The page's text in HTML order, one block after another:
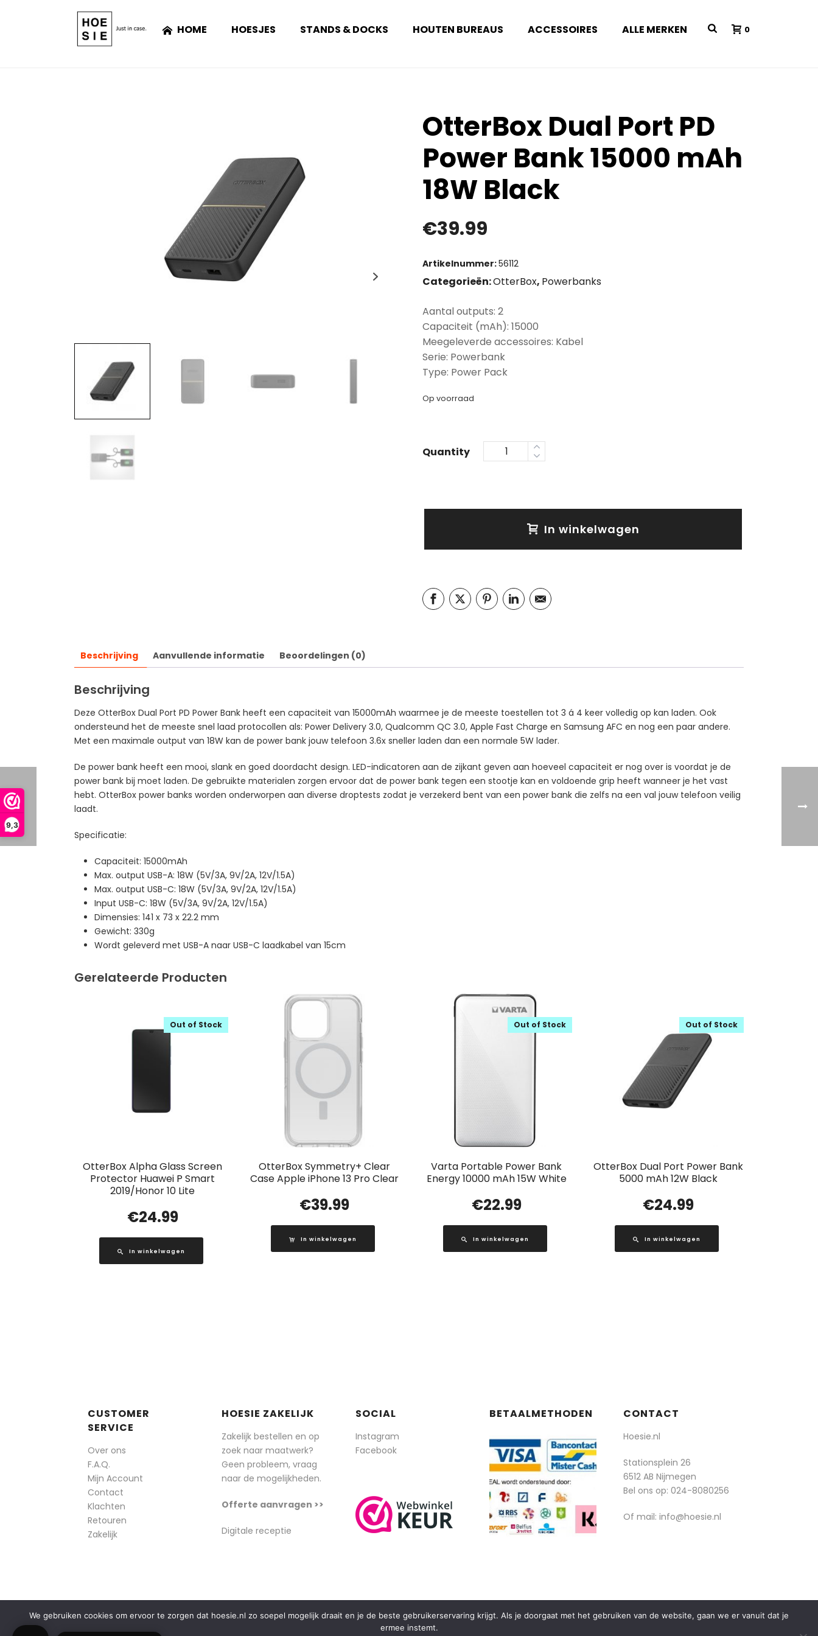
9,3
HOME HOESJES STANDS & DOCKS HOUTEN BUREAUS ACCESSOIRES ALLE MERKEN 0
OtterBox Dual Port PD
Power Bank 15000 mAh
18W Black
€39.99
Artikelnummer:56112
Categorieën:OtterBox, Powerbanks
Aantal outputs: 2
Capaciteit (mAh): 15000
Meegeleverde accessoires: Kabel
Serie: Powerbank
Type: Power Pack
Op voorraad
Quantity
In winkelwagen
Beschrijving Aanvullende informatie Beoordelingen (0)
Beschrijving
Deze OtterBox Dual Port PD Power Bank heeft een capaciteit van 15000mAh waarmee je de meeste toestellen tot 3 á 4 keer volledig op kan laden. Ook
ondersteund het de meeste snel laad protocollen als: Power Delivery 3.0, Qualcomm QC 3.0, Apple Fast Charge en Samsung AFC en nog een paar andere.
Met een maximale output van 18W kan de power bank jouw telefoon 3.6x sneller laden dan een normale 5W lader.
De power bank heeft een mooi, slank en goed doordacht design. LED-indicatoren aan de zijkant geven aan hoeveel capaciteit er nog over is voordat je de
power bank bij moet laden. De gebruikte materialen zorgen ervoor dat de power bank tegen een stootje kan en voldoende grip heeft wanneer je het vast
hebt. OtterBox power banks worden onderworpen aan diverse droptests zodat je verzekerd bent van een power bank die zelfs na een val jouw telefoon veilig
laadt.
Specificatie:
Capaciteit: 15000mAh
Max. output USB-A: 18W (5V/3A, 9V/2A, 12V/1.5A)
Max. output USB-C: 18W (5V/3A, 9V/2A, 12V/1.5A)
Input USB-C: 18W (5V/3A, 9V/2A, 12V/1.5A)
Dimensies: 141 x 73 x 22.2 mm
Gewicht: 330g
Wordt geleverd met USB-A naar USB-C laadkabel van 15cm
Gerelateerde Producten
OtterBox Alpha Glass Screen
Protector Huawei P Smart
2019/Honor 10 Lite
Out of Stock
€24.99
In winkelwagen
OtterBox Symmetry+ Clear
Case Apple iPhone 13 Pro Clear
€39.99
In winkelwagen
Varta Portable Power Bank
Energy 10000 mAh 15W White
Out of Stock
€22.99
In winkelwagen
OtterBox Dual Port Power Bank
5000 mAh 12W Black
Out of Stock
€24.99
In winkelwagen
CUSTOMER
SERVICE
Over ons
F.A.Q.
Mijn Account
Contact
Klachten
Retouren
Zakelijk
HOESIE ZAKELIJK
Zakelijk bestellen en op
zoek naar maatwerk?
Geen probleem, vraag
naar de mogelijkheden.
Offerte aanvragen >>
Digitale receptie
SOCIAL
Instagram
Facebook
BETAALMETHODEN CONTACT
Hoesie.nl
Stationsplein 26
6512 AB Nijmegen
Bel ons op: 024-8080256
Of mail: info@hoesie.nl
We gebruiken cookies om ervoor te zorgen dat hoesie.nl zo soepel mogelijk draait en je de beste gebruikerservaring krijgt. Als je doorgaat met het gebruiken van de website, gaan we er vanuit dat je
ermee instemt.